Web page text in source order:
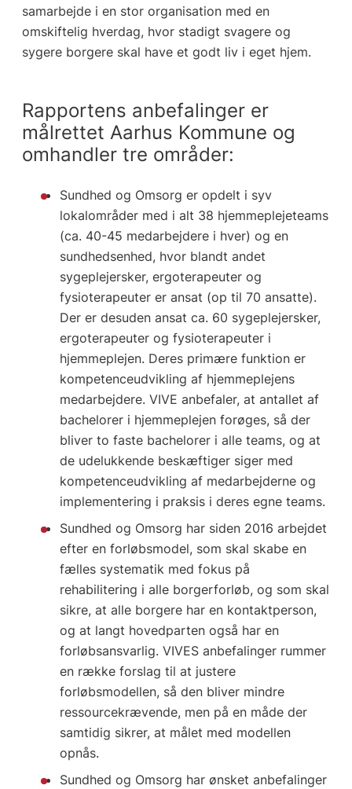
samarbejde i en stor organisation med en
omskiftelig hverdag, hvor stadigt svagere og
sygere borgere skal have et godt liv i eget hjem.
Rapportens anbefalinger er
målrettet Aarhus Kommune og
omhandler tre områder:
Sundhed og Omsorg er opdelt i syv
lokalområder med i alt 38 hjemmeplejeteams
(ca. 40-45 medarbejdere i hver) og en
sundhedsenhed, hvor blandt andet
sygeplejersker, ergoterapeuter og
fysioterapeuter er ansat (op til 70 ansatte).
Der er desuden ansat ca. 60 sygeplejersker,
ergoterapeuter og fysioterapeuter i
hjemmeplejen. Deres primære funktion er
kompetenceudvikling af hjemmeplejens
medarbejdere. VIVE anbefaler, at antallet af
bachelorer i hjemmeplejen forøges, så der
bliver to faste bachelorer i alle teams, og at
de udelukkende beskæftiger siger med
kompetenceudvikling af medarbejderne og
implementering i praksis i deres egne teams.
Sundhed og Omsorg har siden 2016 arbejdet
efter en forløbsmodel, som skal skabe en
fælles systematik med fokus på
rehabilitering i alle borgerforløb, og som skal
sikre, at alle borgere har en kontaktperson,
og at langt hovedparten også har en
forløbsansvarlig. VIVES anbefalinger rummer
en række forslag til at justere
forløbsmodellen, så den bliver mindre
ressourcekrævende, men på en måde der
samtidig sikrer, at målet med modellen
opnås.
Sundhed og Omsorg har ønsket anbefalinger